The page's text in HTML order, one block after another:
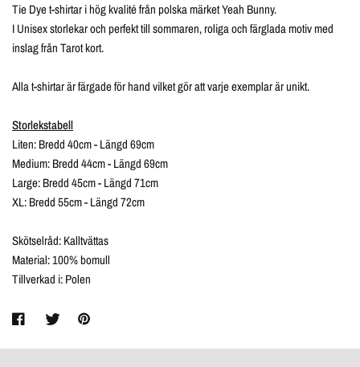
Tie Dye t-shirtar i hög kvalité från polska märket Yeah Bunny.
I Unisex storlekar och perfekt till sommaren, roliga och färglada motiv med
inslag från Tarot kort.
Alla t-shirtar är färgade för hand vilket gör att varje exemplar är unikt.
Storlekstabell
Liten: Bredd 40cm - Längd 69cm
Medium: Bredd 44cm - Längd 69cm
Large: Bredd 45cm - Längd 71cm
XL: Bredd 55cm - Längd 72cm
Skötselråd: Kalltvättas
Material: 100% bomull
Tillverkad i: Polen